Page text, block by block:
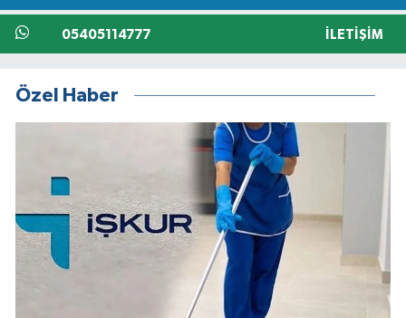
05405114777 İLETIŞIM
Özel Haber